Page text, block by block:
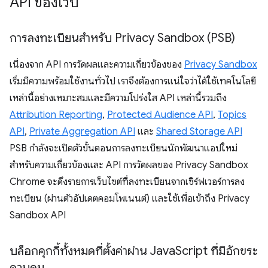
การลงทะเบียนสำหรับ Privacy Sandbox (PSB)
เนื่องจาก API การวัดผลและความเกี่ยวข้องของ Privacy Sandbox
เริ่มมีความพร้อมใช้งานทั่วไป เราจึงต้องการแน่ใจว่าได้ใช้เทคโนโลยี
เหล่านี้อย่างเหมาะสมและมีความโปร่งใส API เหล่านี้รวมถึง
Attribution Reporting, Protected Audience API, Topics
API, Private Aggregation API และ Shared Storage API
PSB กำลังจะเปิดตัวขั้นตอนการลงทะเบียนนักพัฒนาแอปใหม่
สำหรับความเกี่ยวข้องและ API การวัดผลของ Privacy Sandbox
Chrome จะดึงรายการเว็บไซต์ที่ลงทะเบียนจากเซิร์ฟเวอร์การลง
ทะเบียน (ผ่านตัวอัปเดตคอมโพเนนต์) และใช้เพื่อเข้าถึง Privacy
Sandbox API
บล็อกคุกกี้ทั้งหมดที่ตั้งค่าผ่าน JavaScript ที่มีอักขระ